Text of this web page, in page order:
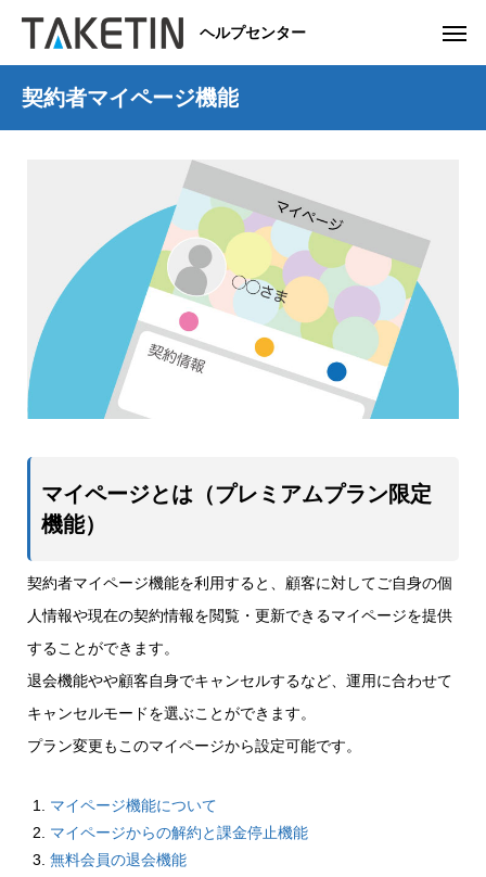
ヘルプセンター
契約者マイページ機能
マイページとは（プレミアムプラン限定
機能）
契約者マイページ機能を利用すると、顧客に対してご自身の個
人情報や現在の契約情報を閲覧・更新できるマイページを提供
することができます。
退会機能やや顧客自身でキャンセルするなど、運用に合わせて
キャンセルモードを選ぶことができます。
プラン変更もこのマイページから設定可能です。
マイページ機能について
マイページからの解約と課金停止機能
無料会員の退会機能